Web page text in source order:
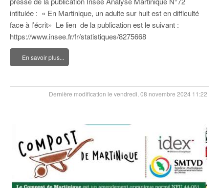
intitulée : « En Martinique, un adulte sur huit est en difficulté
face à l’écrit» Le lien de la publication est le suivant :
https://www.insee.fr/fr/statistiques/8275668
En savoir plus...
Dernière modification le vendredi, 08 novembre 2024 11:22